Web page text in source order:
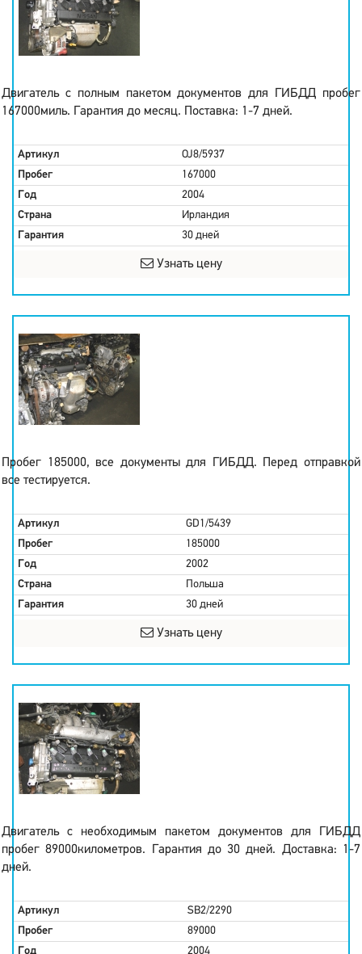
Двигатель с полным пакетом документов для ГИБДД пробег
167000миль. Гарантия до месяц. Поставка: 1-7 дней.
Артикул
OJ8/5937
Пробег
167000
Год
2004
Страна
Ирландия
Гарантия
30 дней
Узнать цену
Пробег 185000, все документы для ГИБДД. Перед отправкой
все тестируется.
Артикул
GD1/5439
Пробег
185000
Год
2002
Страна
Польша
Гарантия
30 дней
Узнать цену
Двигатель с необходимым пакетом документов для ГИБДД
пробег 89000километров. Гарантия до 30 дней. Доставка: 1-7
дней.
Артикул
SB2/2290
Пробег
89000
Год
2004